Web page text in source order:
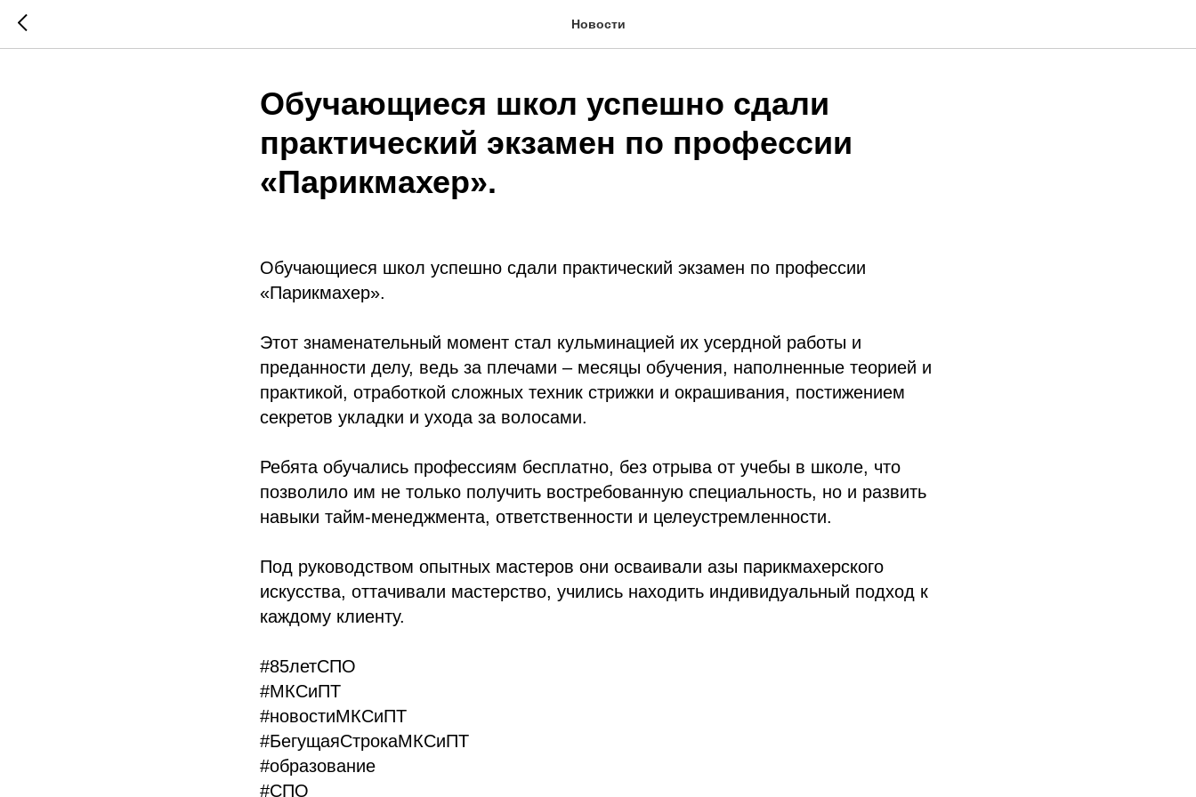
Новости
Обучающиеся школ успешно сдали
практический экзамен по профессии
«Парикмахер».
Обучающиеся школ успешно сдали практический экзамен по профессии
«Парикмахер».
Этот знаменательный момент стал кульминацией их усердной работы и
преданности делу, ведь за плечами – месяцы обучения, наполненные теорией и
практикой, отработкой сложных техник стрижки и окрашивания, постижением
секретов укладки и ухода за волосами.
Ребята обучались профессиям бесплатно, без отрыва от учебы в школе, что
позволило им не только получить востребованную специальность, но и развить
навыки тайм-менеджмента, ответственности и целеустремленности.
Под руководством опытных мастеров они осваивали азы парикмахерского
искусства, оттачивали мастерство, учились находить индивидуальный подход к
каждому клиенту.
#85летСПО
#МКСиПТ
#новостиМКСиПТ
#БегущаяСтрокаМКСиПТ
#образование
#СПО